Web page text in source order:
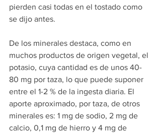
pierden casi todas en el tostado como
se dijo antes.
De los minerales destaca, como en
muchos productos de origen vegetal, el
potasio, cuya cantidad es de unos 40-
80 mg por taza, lo que puede suponer
entre el 1-2 % de la ingesta diaria. El
aporte aproximado, por taza, de otros
minerales es: 1 mg de sodio, 2 mg de
calcio, 0,1 mg de hierro y 4 mg de